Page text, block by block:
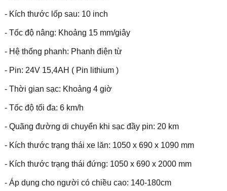
- Kích thước lốp sau: 10 inch
- Tốc độ nâng: Khoảng 15 mm/giây
- Hệ thống phanh: Phanh điện từ
- Pin: 24V 15,4AH ( Pin lithium )
- Thời gian sạc: Khoảng 4 giờ
- Tốc độ tối đa: 6 km/h
- Quãng đường di chuyển khi sạc đầy pin: 20 km
- Kích thước trạng thái xe lăn: 1050 x 690 x 1090 mm
- Kích thước trạng thái đứng: 1050 x 690 x 2000 mm
- Áp dụng cho người có chiều cao: 140-180cm